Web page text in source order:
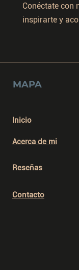
Conéctate con
inspirarte y
MAPA
Inicio
Acerca de mi
Reseñas
Contacto